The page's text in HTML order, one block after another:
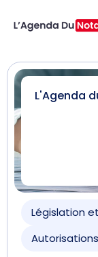
L'Agenda
Législation